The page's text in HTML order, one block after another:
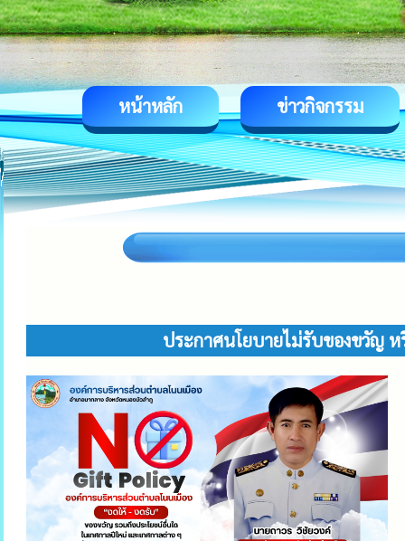
หน้าหลัก ข่าวกิจกรรม
ประกาศนโยบายไม่รับของขวัญ